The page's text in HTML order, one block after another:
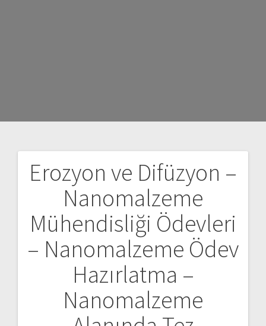
Erozyon ve Difüzyon –
Nanomalzeme
Mühendisliği Ödevleri
– Nanomalzeme Ödev
Hazırlatma –
Nanomalzeme
Yazı
gezinmesi